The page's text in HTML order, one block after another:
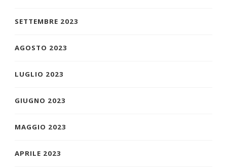
SETTEMBRE 2023
AGOSTO 2023
LUGLIO 2023
GIUGNO 2023
MAGGIO 2023
APRILE 2023